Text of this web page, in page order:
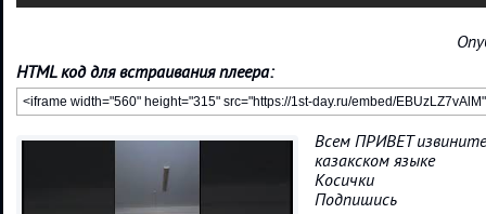
HTML код для встраивания плеера:
Всем ПРИВЕТ
казакском языке
Косички
Подпишись